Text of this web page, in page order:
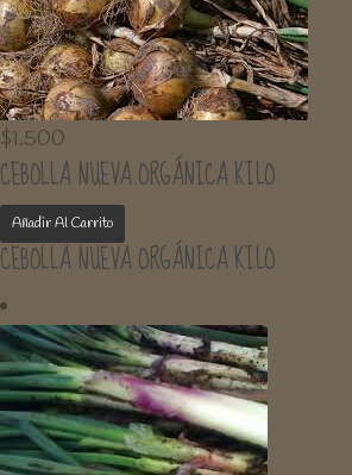
$1.500
CEBOLLA NUEVA ORGÁNICA KILO
Añadir Al Carrito
CEBOLLA NUEVA ORGÁNICA KILO